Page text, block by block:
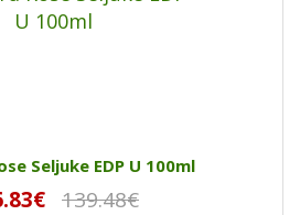
Seljuke EDP U 100ml
139.48€